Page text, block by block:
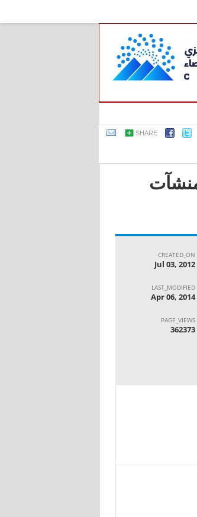
SHARE
CREATED_ON
Jul 03, 2012
LAST_MODIFIED
Apr 06, 2014
PAGE_VIEWS
362373